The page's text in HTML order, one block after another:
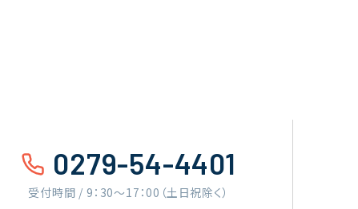
0279-54-4401
受付時間 / 9：30〜17：00（土日祝除く）